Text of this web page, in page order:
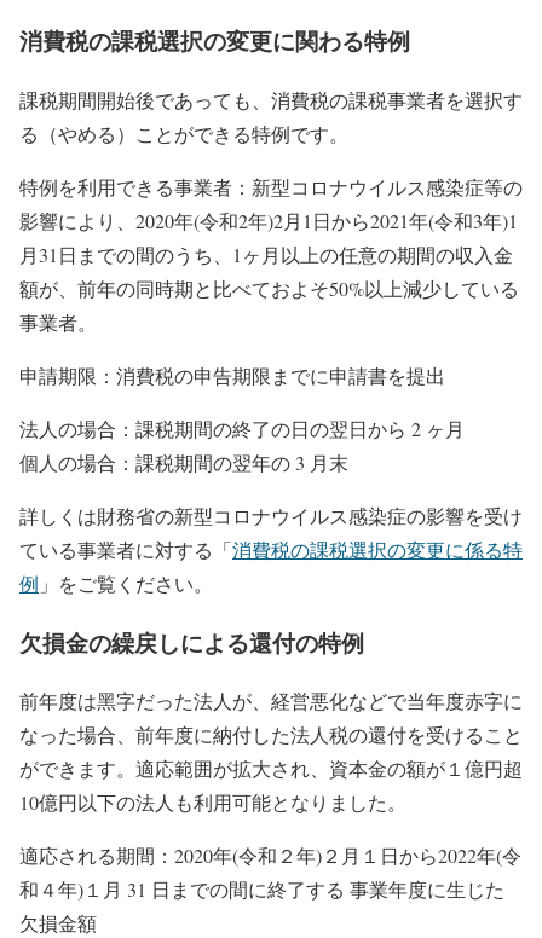
消費税の課税選択の変更に関わる特例
課税期間開始後であっても、消費税の課税事業者を選択す
る（やめる）ことができる特例です。
特例を利用できる事業者：新型コロナウイルス感染症等の
影響により、2020年(令和2年)2月1日から2021年(令和3年)1
月31日までの間のうち、1ヶ月以上の任意の期間の収入金
額が、前年の同時期と比べておよそ50%以上減少している
事業者。
申請期限：消費税の申告期限までに申請書を提出
法人の場合：課税期間の終了の日の翌日から 2 ヶ月
個人の場合：課税期間の翌年の 3 月末
詳しくは財務省の新型コロナウイルス感染症の影響を受け
ている事業者に対する「消費税の課税選択の変更に係る特
例 」をご覧ください。
欠損金の繰戻しによる還付の特例
前年度は⿊字だった法⼈が、経営悪化などで当年度⾚字に
なった場合、前年度に納付した法⼈税の還付を受けること
ができます。適応範囲が拡大され、資本金の額が１億円超
10億円以下の法人も利用可能となりました。
適応される期間：2020年(令和２年)２月１日から2022年(令
和４年)１月 31 日までの間に終了する 事業年度に生じた
欠損金額